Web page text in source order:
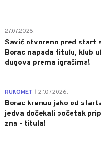
27.07.2026.
Savić otvoreno pred start
Borac napada titulu, klub
dugova prema igračima!
RUKOMET 27.07.2026.
Borac krenuo jako od
jedva dočekali početak
zna - titula!